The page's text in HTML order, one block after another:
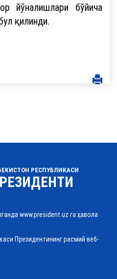
йўналишлари бўйича
қилинди.
РЕСПУБЛИКАСИ
www.president.uz га ҳавола
Президентининг расмий веб-